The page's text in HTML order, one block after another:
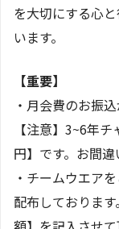
を大切にする心
います。
【重要】
・月会費のお振
【注意】3~6年
円】です。お間
・チームウエア
配布しておりま